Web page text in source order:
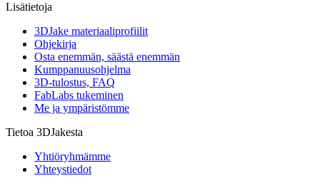
Lisätietoja
3DJake materiaaliprofiilit
Ohjekirja
Osta enemmän, säästä enemmän
Kumppanuusohjelma
3D-tulostus, FAQ
FabLabs tukeminen
Me ja ympäristömme
Tietoa 3DJakesta
Yhtiöryhmämme
Yhteystiedot